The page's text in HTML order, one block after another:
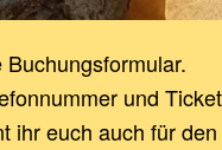
und
ihr euch auch für den